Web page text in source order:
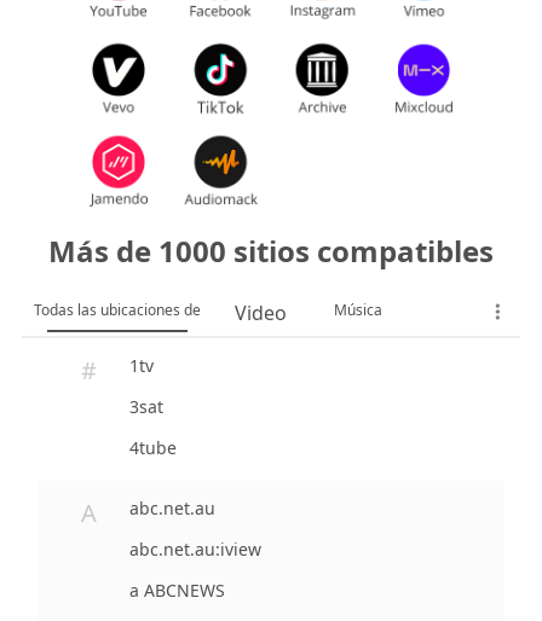
Más de 1000 sitios compatibles
Todas las ubicaciones de Video Música
#
1tv
3sat
4tube
A
abc.net.au
abc.net.au:iview
a ABCNEWS